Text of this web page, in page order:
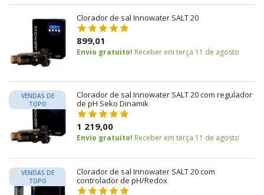
Clorador de sal Innowater SALT 20
899,01
Envio gratuito! Receber em terça 11 de agosto
VENDAS DE
TOPO
Clorador de sal Innowater SALT 20 com regulador
de pH Seko Dinamik
1 219,00
Envio gratuito! Receber em terça 11 de agosto
VENDAS DE
TOPO
Clorador de sal Innowater SALT 20 com
controlador de pH/Redox